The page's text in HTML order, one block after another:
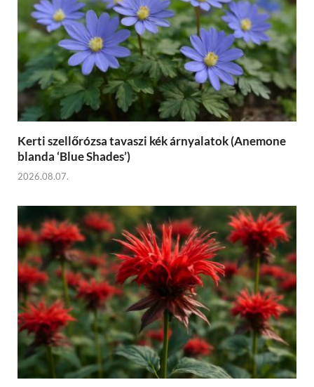
Kerti szellőrózsa tavaszi kék árnyalatok (Anemone
blanda ‘Blue Shades’)
2026.08.07.